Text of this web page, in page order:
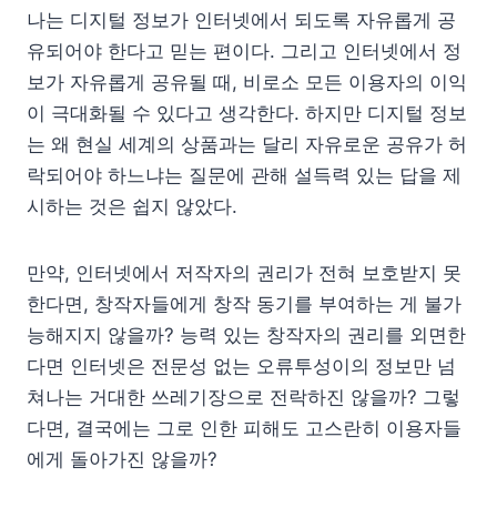
나는 디지털 정보가 인터넷에서 되도록 자유롭게 공
유되어야 한다고 믿는 편이다. 그리고 인터넷에서 정
보가 자유롭게 공유될 때, 비로소 모든 이용자의 이익
이 극대화될 수 있다고 생각한다. 하지만 디지털 정보
는 왜 현실 세계의 상품과는 달리 자유로운 공유가 허
락되어야 하느냐는 질문에 관해 설득력 있는 답을 제
시하는 것은 쉽지 않았다.
만약, 인터넷에서 저작자의 권리가 전혀 보호받지 못
한다면, 창작자들에게 창작 동기를 부여하는 게 불가
능해지지 않을까? 능력 있는 창작자의 권리를 외면한
다면 인터넷은 전문성 없는 오류투성이의 정보만 넘
쳐나는 거대한 쓰레기장으로 전락하진 않을까? 그렇
다면, 결국에는 그로 인한 피해도 고스란히 이용자들
에게 돌아가진 않을까?